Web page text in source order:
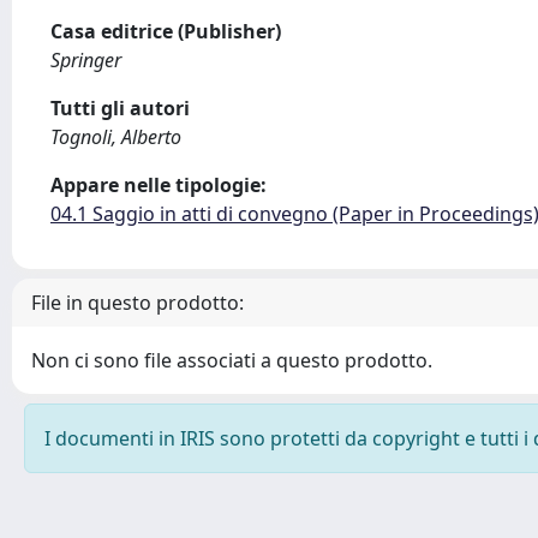
Casa editrice (Publisher)
Springer
Tutti gli autori
Tognoli, Alberto
Appare nelle tipologie:
04.1 Saggio in atti di convegno (Paper in Proceedings)
File in questo prodotto:
Non ci sono file associati a questo prodotto.
I documenti in IRIS sono protetti da copyright e tutti